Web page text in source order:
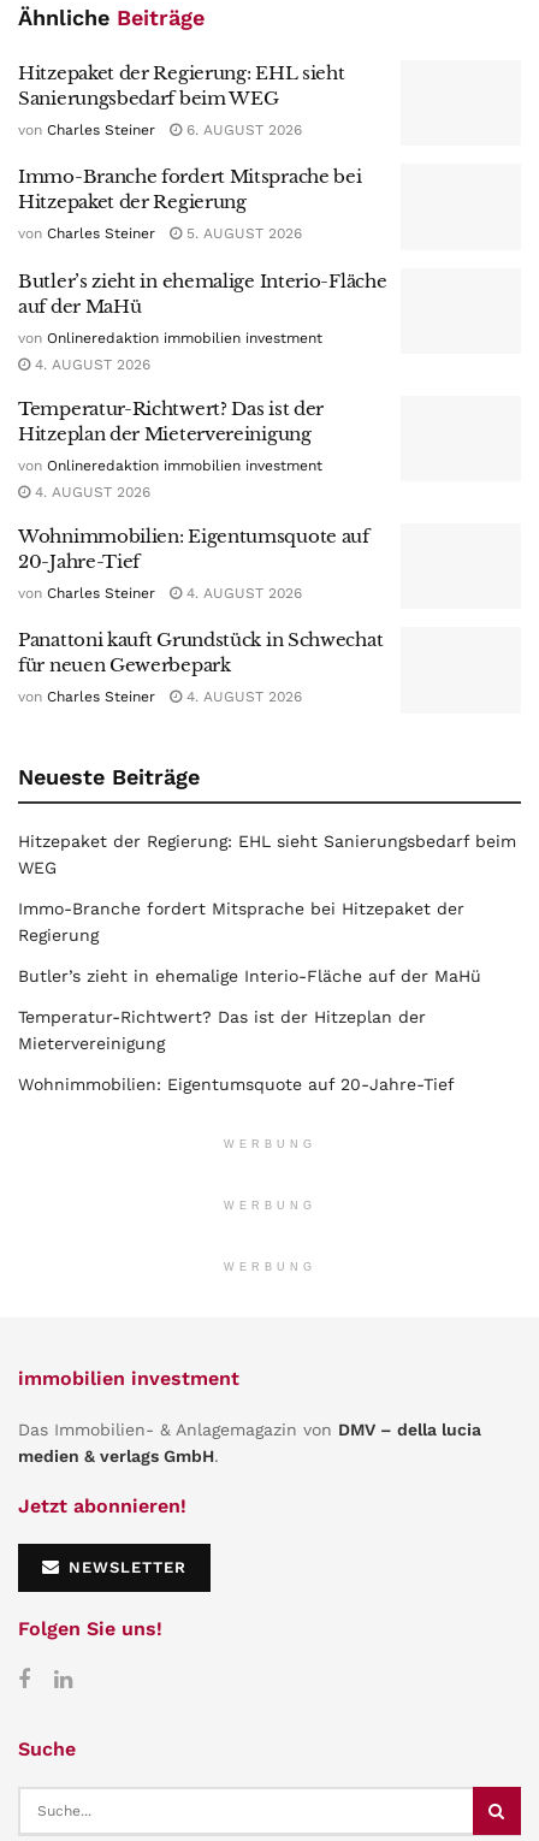
Ähnliche Beiträge
Hitzepaket der Regierung: EHL sieht
Sanierungsbedarf beim WEG
von Charles Steiner 6. AUGUST 2026
Immo-Branche fordert Mitsprache bei
Hitzepaket der Regierung
von Charles Steiner 5. AUGUST 2026
Butler’s zieht in ehemalige Interio-Fläche
auf der MaHü
von Onlineredaktion immobilien investment
4. AUGUST 2026
Temperatur-Richtwert? Das ist der
Hitzeplan der Mietervereinigung
von Onlineredaktion immobilien investment
4. AUGUST 2026
Wohnimmobilien: Eigentumsquote auf
20-Jahre-Tief
von Charles Steiner 4. AUGUST 2026
Panattoni kauft Grundstück in Schwechat
für neuen Gewerbepark
von Charles Steiner 4. AUGUST 2026
Neueste Beiträge
Hitzepaket der Regierung: EHL sieht Sanierungsbedarf beim
WEG
Immo-Branche fordert Mitsprache bei Hitzepaket der
Regierung
Butler’s zieht in ehemalige Interio-Fläche auf der MaHü
Temperatur-Richtwert? Das ist der Hitzeplan der
Mietervereinigung
Wohnimmobilien: Eigentumsquote auf 20-Jahre-Tief
WERBUNG
WERBUNG
WERBUNG
immobilien investment
Das Immobilien- & Anlagemagazin von DMV – della lucia
medien & verlags GmbH.
Jetzt abonnieren!
NEWSLETTER
Folgen Sie uns!
Suche